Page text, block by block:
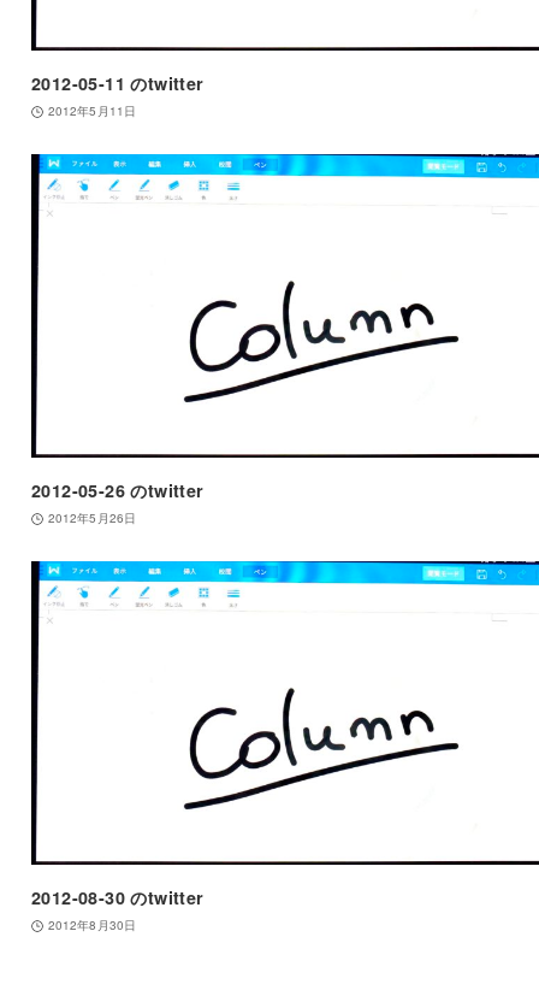
2012-05-11 のtwitter
2012年5月11日
2012-05-26 のtwitter
2012年5月26日
2012-08-30 のtwitter
2012年8月30日